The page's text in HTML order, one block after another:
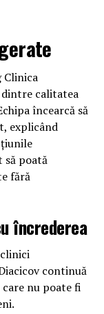
Clinica
calitatea
încearcă să
explicând
să poată
fără
încrederea
continuă
nu poate fi